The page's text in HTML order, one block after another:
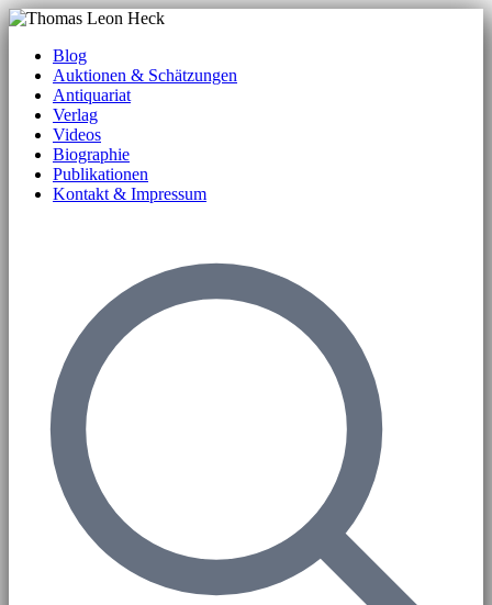
Blog
Auktionen & Schätzungen
Antiquariat
Verlag
Videos
Biographie
Publikationen
Kontakt & Impressum